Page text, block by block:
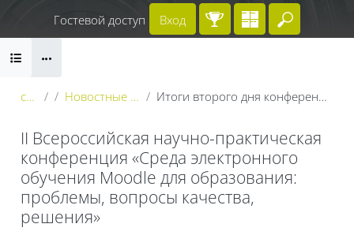
Перейти к основному содержанию
Введите
Гостевой доступ Вход
Блоки
conf_2023 Новостные рассылки участникам конференции Итоги второго дня конференции «СЭО Moodle для образования: проблемы, вопросы качества, решения»
II Всероссийская научно-практическая
конференция «Среда электронного
обучения Moodle для образования:
проблемы, вопросы качества,
решения»